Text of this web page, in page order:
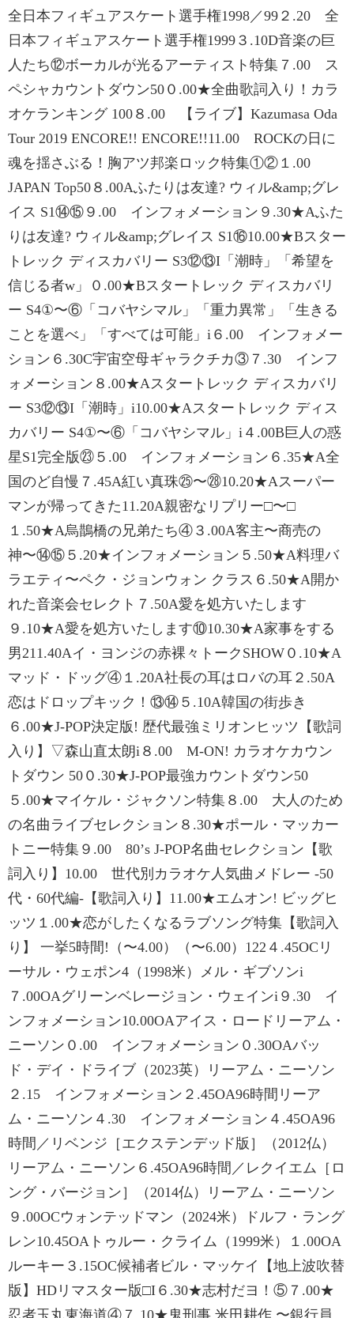
全日本フィギュアスケート選手権1998／99２.20 全
日本フィギュアスケート選手権1999３.10D音楽の巨
人たち⑫ボーカルが光るアーティスト特集７.00 ス
ペシャカウントダウン50０.00★全曲歌詞入り！カラ
オケランキング 100８.00 【ライブ】Kazumasa Oda
Tour 2019 ENCORE!! ENCORE!!11.00 ROCKの日に
魂を揺さぶる！胸アツ邦楽ロック特集①②１.00
JAPAN Top50８.00Aふたりは友達? ウィル&amp;グレ
イス S1⑭⑮９.00 インフォメーション９.30★Aふた
りは友達? ウィル&amp;グレイス S1⑯10.00★Bスター
トレック ディスカバリー S3⑫⑬I「潮時」「希望を
信じる者w」０.00★Bスタートレック ディスカバリ
ー S4①〜⑥「コバヤシマル」「重力異常」「生きる
ことを選べ」「すべては可能」i６.00 インフォメー
ション６.30C宇宙空母ギャラクチカ③７.30 インフ
ォメーション８.00★Aスタートレック ディスカバリ
ー S3⑫⑬I「潮時」i10.00★Aスタートレック ディス
カバリー S4①〜⑥「コバヤシマル」i４.00B巨人の惑
星S1完全版㉓５.00 インフォメーション６.35★A全
国のど自慢７.45A紅い真珠㉕〜㉘10.20★Aスーパー
マンが帰ってきた11.20A親密なリプリー□〜□
１.50★A烏鵲橋の兄弟たち④３.00A客主〜商売の
神〜⑭⑮５.20★インフォメーション５.50★A料理バ
ラエティ〜ペク・ジョンウォン クラス６.50★A開か
れた音楽会セレクト７.50A愛を処方いたします
９.10★A愛を処方いたします⑩10.30★A家事をする
男211.40Aイ・ヨンジの赤裸々トークSHOW０.10★A
マッド・ドッグ④１.20A社長の耳はロバの耳２.50A
恋はドロップキック！⑬⑭５.10A韓国の街歩き
６.00★J-POP決定版! 歴代最強ミリオンヒッツ【歌詞
入り】▽森山直太朗i８.00 M-ON! カラオケカウン
トダウン 50０.30★J-POP最強カウントダウン50
５.00★マイケル・ジャクソン特集８.00 大人のため
の名曲ライブセレクション８.30★ポール・マッカー
トニー特集９.00 80ʼs J-POP名曲セレクション【歌
詞入り】10.00 世代別カラオケ人気曲メドレー -50
代・60代編-【歌詞入り】11.00★エムオン! ビッグヒ
ッツ１.00★恋がしたくなるラブソング特集【歌詞入
り】 一挙5時間!（〜4.00）（〜6.00）122４.45OCリ
ーサル・ウェポン4（1998米）メル・ギブソンi
７.00OAグリーンベレージョン・ウェインi９.30 イ
ンフォメーション10.00OAアイス・ロードリーアム・
ニーソン０.00 インフォメーション０.30OAバッ
ド・デイ・ドライブ（2023英）リーアム・ニーソン
２.15 インフォメーション２.45OA96時間リーア
ム・ニーソン４.30 インフォメーション４.45OA96
時間／リベンジ［エクステンデッド版］（2012仏）
リーアム・ニーソン６.45OA96時間／レクイエム［ロ
ング・バージョン］（2014仏）リーアム・ニーソン
９.00OCウォンテッドマン（2024米）ドルフ・ラング
レン10.45OAトゥルー・クライム（1999米）１.00OA
ルーキー３.15OC候補者ビル・マッケイ【地上波吹替
版】HDリマスター版□I６.30★志村だヨ！⑤７.00★
忍者玉丸東海道④７.10★鬼刑事 米田耕作 〜銀行員